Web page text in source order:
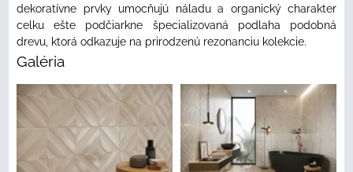
dekoratívne prvky umocňujú náladu a organický charakter
celku ešte podčiarkne špecializovaná podlaha podobná
drevu, ktorá odkazuje na prirodzenú rezonanciu kolekcie.
Galéria